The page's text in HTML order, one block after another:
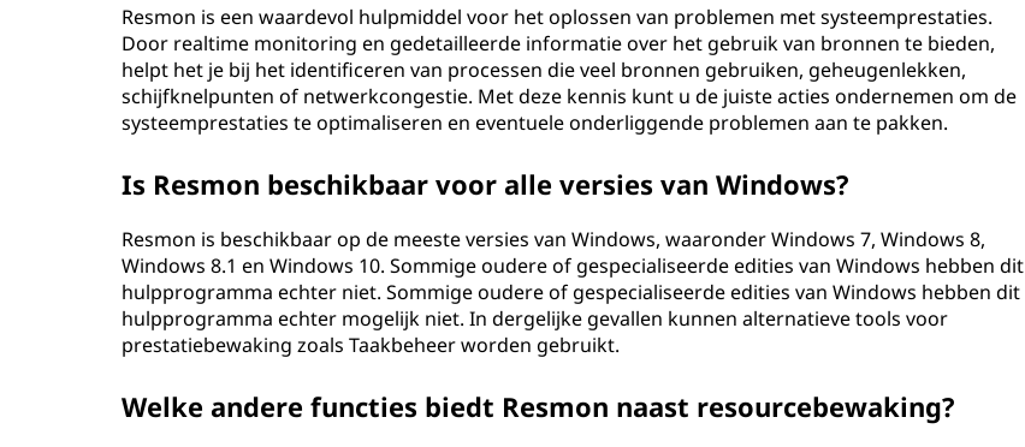
Resmon is een waardevol hulpmiddel voor het oplossen van problemen met systeemprestaties.
Door realtime monitoring en gedetailleerde informatie over het gebruik van bronnen te bieden,
helpt het je bij het identificeren van processen die veel bronnen gebruiken, geheugenlekken,
schijfknelpunten of netwerkcongestie. Met deze kennis kunt u de juiste acties ondernemen om de
systeemprestaties te optimaliseren en eventuele onderliggende problemen aan te pakken.
Is Resmon beschikbaar voor alle versies van Windows?
Resmon is beschikbaar op de meeste versies van Windows, waaronder Windows 7, Windows 8,
Windows 8.1 en Windows 10. Sommige oudere of gespecialiseerde edities van Windows hebben dit
hulpprogramma echter niet. Sommige oudere of gespecialiseerde edities van Windows hebben dit
hulpprogramma echter mogelijk niet. In dergelijke gevallen kunnen alternatieve tools voor
prestatiebewaking zoals Taakbeheer worden gebruikt.
Welke andere functies biedt Resmon naast resourcebewaking?